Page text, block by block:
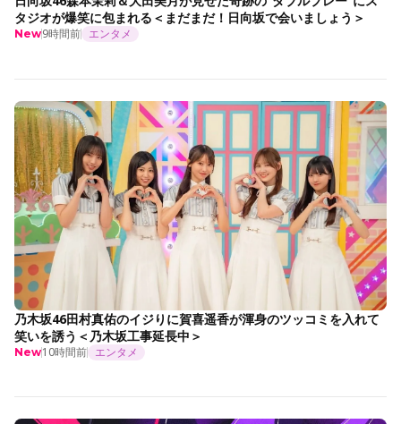
タジオが爆笑に包まれる＜まだまだ！日向坂で会いましょう＞
New9時間前 エンタメ
乃木坂46田村真佑のイジりに賀喜遥香が渾身のツッコミを入れて
笑いを誘う＜乃木坂工事延長中＞
New10時間前 エンタメ